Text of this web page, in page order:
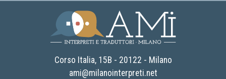
Corso Italia, 15B - 20122 - Milano
ami@milanointerpreti.net